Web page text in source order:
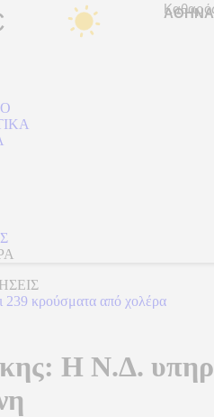
239 κρούσματα από χολέρα
Η Ν.Δ.